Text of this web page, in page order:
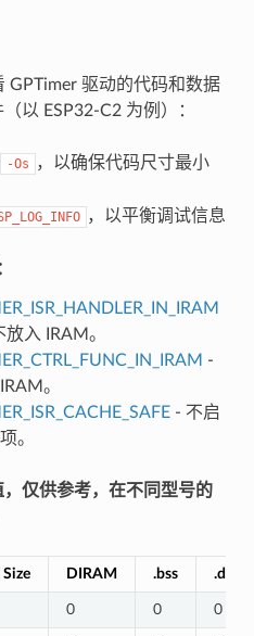
GPTimer 驱动的代码和数据
以 ESP32-C2 为例）：
-Os
，以确保代码尺寸最小
，以平衡调试信息
入 IRAM。
-
。
- 不启
。
仅供参考，在不同型号的
Size DIRAM .bss .data
0 0 0